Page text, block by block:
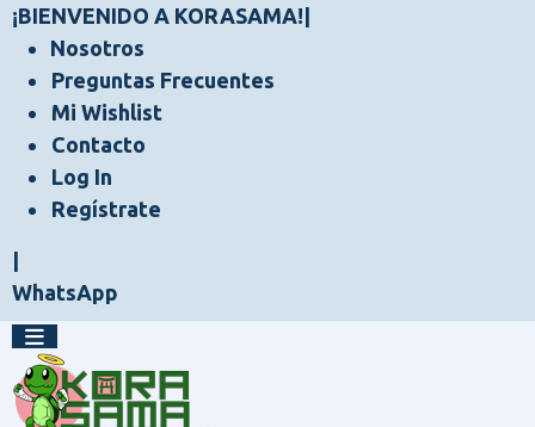
¡BIENVENIDO A KORASAMA!
Nosotros
Preguntas Frecuentes
Mi Wishlist
Contacto
Log In
Regístrate
WhatsApp